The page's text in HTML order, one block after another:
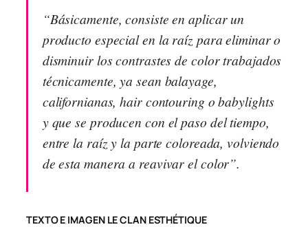
“Básicamente, consiste en aplicar un
producto especial en la raíz para eliminar o
disminuir los contrastes de color trabajados
técnicamente, ya sean balayage,
californianas, hair contouring o babylights
y que se producen con el paso del tiempo,
entre la raíz y la parte coloreada, volviendo
de esta manera a reavivar el color”.
TEXTO E IMAGEN LE CLAN ESTHÉTIQUE